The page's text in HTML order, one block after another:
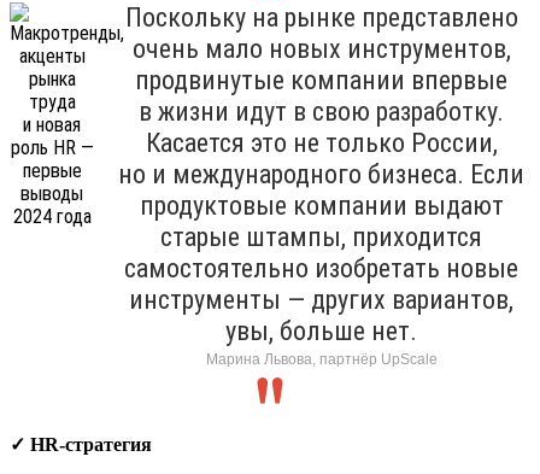
Поскольку на рынке представлено
очень мало новых инструментов,
продвинутые компании впервые
в жизни идут в свою разработку.
Касается это не только России,
но и международного бизнеса. Если
продуктовые компании выдают
старые штампы, приходится
самостоятельно изобретать новые
инструменты — других вариантов,
увы, больше нет.
Марина Львова, партнёр UpScale
✓ HR-стратегия